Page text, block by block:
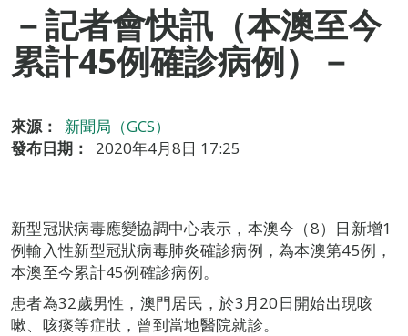
－記者會快訊（本澳至今
累計45例確診病例）－
來源：
新聞局（GCS）
發布日期：
2020年4月8日 17:25
新型冠狀病毒應變協調中心表示，本澳今（8）日新增1
例輸入性新型冠狀病毒肺炎確診病例，為本澳第45例，
本澳至今累計45例確診病例。
患者為32歲男性，澳門居民，於3月20日開始出現咳
嗽、咳痰等症狀，曾到當地醫院就診。